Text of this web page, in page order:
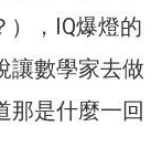
），IQ爆燈的
讓數學家去做
那是什麼一回